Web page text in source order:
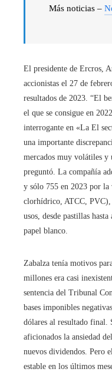
Más noticias –
El presidente de Ercros,
accionistas el 27 de
resultados de 2023. “El
el que se consigue en
interrogante en «La El
una importante
mercados muy volátiles y
preguntó. La compañía
y sólo 755 en 2023 por la
clorhídrico, ATCC, PVC),
usos, desde pastillas
papel blanco.
Zabalza tenía motivos
millones era casi
sentencia del Tribunal
bases imponibles
dólares al resultado final.
aficionados la ansiedad
nuevos dividendos. Pero
estable en los últimos